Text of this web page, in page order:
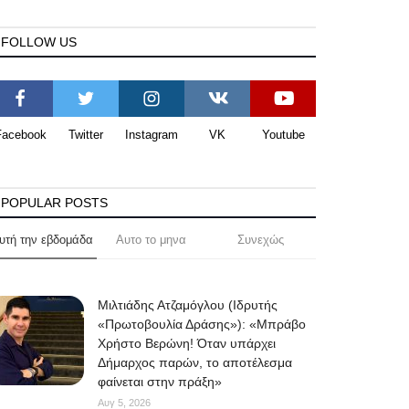
FOLLOW US
Twitter Instagram VK Youtube
POPULAR POSTS
την εβδομάδα Αυτο το μηνα Συνεχώς
Μιλτιάδης Ατζαμόγλου (Ιδρυτής
«Πρωτοβουλία Δράσης»): «Μπράβο
Χρήστο Βερώνη! Όταν υπάρχει
Δήμαρχος παρών, το αποτέλεσμα
φαίνεται στην πράξη»
Αυγ 5, 2026